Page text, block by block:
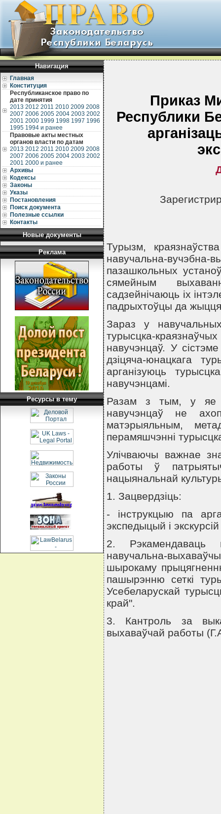
Навигация
Главная
Конституция
Республиканское право по
дате принятия
2013 2012 2011 2010 2009 2008
2007 2006 2005 2004 2003 2002
2001 2000 1999 1998 1997 1996
1995 1994 и ранее
Правовые акты местных
органов власти по датам
2013 2012 2011 2010 2009 2008
2007 2006 2005 2004 2003 2002
2001 2000 и ранее
Архивы
Кодексы
Законы
Указы
Постановления
Поиск документа
Полезные ссылки
Контакты
Новые документы
Реклама
Ресурсы в тему
Приказ
Республики
Турызм,
навучальна-
пазашкольных
сямейным
садзейнiчаюць iх
падрыхтоўцы да
Зараз у
турысцка-
навучэнцаў. У
дзiцяча-юнацкага
арганiзуюць
навучэнцамi.
Разам з тым, у яе
навучэнцаў не
матэрыяльным,
перамяшчэннi
Улiчваючы важнае
работы ў
нацыянальнай
1. Зацвердзiць:
- iнструкцыю па
экспедыцый i
2. Рэкамендаваць
навучальна-
шырокаму
пашырэнню сеткi
Усебеларускай
край".
3. Кантроль за
выхаваўчай работы